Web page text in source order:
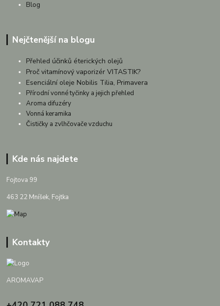
Blog
Nejčtenější na blogu
Přehled účinků éterických olejů
Proč vitamínový vaporizér VITASTIK?
Esenciální oleje Nobilis Tilia, Primavera
Přírodní vonné tyčinky a jejich přehled
Aroma difuzéry
Vonná keramika
Čističky a zvlhčovače vzduchu
Kde nás najdete
Fojtova 99
463 22 Mníšek, Fojtka
Kontakty
AROMAVAP